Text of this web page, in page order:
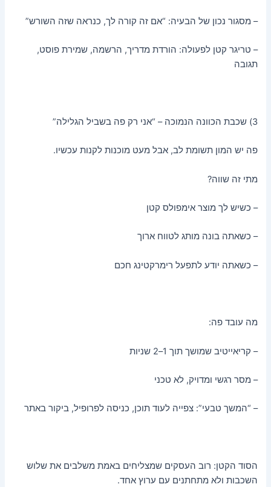
– מסגור נכון של הבעיה: “אם זה קורה לך, כנראה שזה השורש”
– טריגר קטן לפעולה: הורדת מדריך, הרשמה, שמירת פוסט,
תגובה
3) שכבת הכוונה הנמוכה – “אני רק פה בשביל הגלילה”
פה יש המון תשומת לב, אבל מעט מוכנות לקנות עכשיו.
מתי זה שווה?
– כשיש לך מוצר אימפולס קטן
– כשאתה בונה מותג לטווח ארוך
– כשאתה יודע לתפעל רימרקטינג חכם
מה עובד פה:
– קריאייטיב שמושך תוך 1–2 שניות
– מסר רגשי ומדויק, לא טכני
– “המשך טבעי”: צפייה לעוד תוכן, כניסה לפרופיל, ביקור באתר
הסוד הקטן: רוב העסקים שמצליחים באמת משלבים את שלוש
השכבות ולא מתחתנים עם ערוץ אחד.